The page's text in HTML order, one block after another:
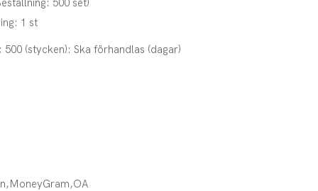
500 set)
1 st
(stycken): Ska förhandlas (dagar)